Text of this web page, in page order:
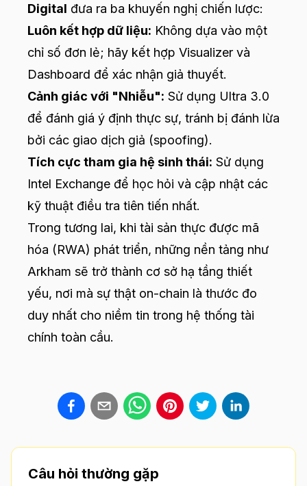
Digital đưa ra ba khuyến nghị chiến lược:
Luôn kết hợp dữ liệu: Không dựa vào một
chỉ số đơn lẻ; hãy kết hợp Visualizer và
Dashboard để xác nhận giả thuyết.
Cảnh giác với "Nhiễu": Sử dụng Ultra 3.0
để đánh giá ý định thực sự, tránh bị đánh lừa
bởi các giao dịch giả (spoofing).
Tích cực tham gia hệ sinh thái: Sử dụng
Intel Exchange để học hỏi và cập nhật các
kỹ thuật điều tra tiên tiến nhất.
Trong tương lai, khi tài sản thực được mã
hóa (RWA) phát triển, những nền tảng như
Arkham sẽ trở thành cơ sở hạ tầng thiết
yếu, nơi mà sự thật on-chain là thước đo
duy nhất cho niềm tin trong hệ thống tài
chính toàn cầu.
Câu hỏi thường gặp